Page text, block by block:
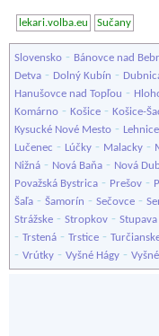
lekari.volba.eu Sučany
Slovensko - Bánovce nad
Detva - Dolný Kubín -
Hanušovce nad Topľou -
Komárno - Košice - Košice-
Kysucké Nové Mesto - Lehnice
Lučenec - Lúčky - Malacky -
Nižná - Nová Baňa - Nová
Považská Bystrica - Prešov -
Šaľa - Šamorín - Sečovce -
Strážske - Stropkov - Stupava
- Trstená - Trstice -
- Vrútky - Vyšné Hágy -